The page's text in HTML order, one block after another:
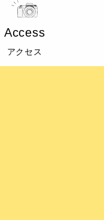
Access
アクセス